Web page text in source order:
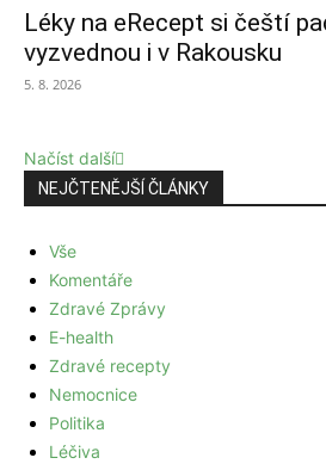
Léky na eRecept si čeští
vyzvednou i v Rakousku
5. 8. 2026
Načíst další
NEJČTENĚJŠÍ ČLÁNKY
Vše
Komentáře
Zdravé Zprávy
E-health
Zdravé recepty
Nemocnice
Politika
Léčiva